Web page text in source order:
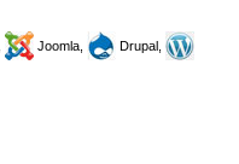
Joomla,
Drupal,